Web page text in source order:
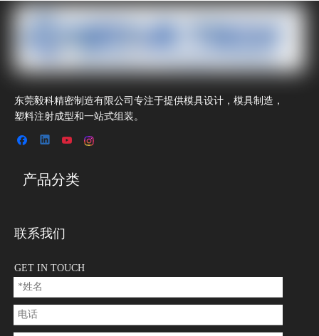
东莞毅科精密制造有限公司专注于提供模具设计，模具制造，
塑料注射成型和一站式组装。
产品分类
联系我们
GET IN TOUCH